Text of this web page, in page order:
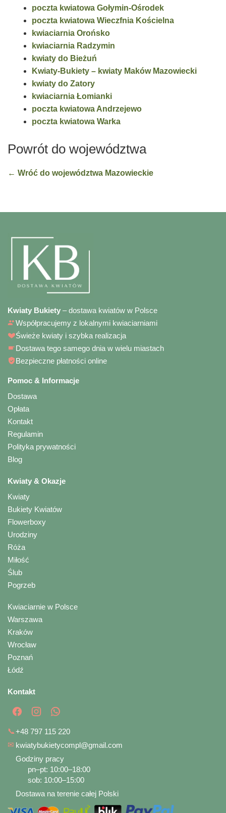
poczta kwiatowa Gołymin-Ośrodek
poczta kwiatowa Wieczfnia Kościelna
kwiaciarnia Orońsko
kwiaciarnia Radzymin
kwiaty do Bieżuń
Kwiaty-Bukiety – kwiaty Maków Mazowiecki
kwiaty do Zatory
kwiaciarnia Łomianki
poczta kwiatowa Andrzejewo
poczta kwiatowa Warka
Powrót do województwa
← Wróć do województwa Mazowieckie
Kwiaty Bukiety – dostawa kwiatów w Polsce
Współpracujemy z lokalnymi kwiaciarniami
Świeże kwiaty i szybka realizacja
Dostawa tego samego dnia w wielu miastach
Bezpieczne płatności online
Pomoc & Informacje
Dostawa
Opłata
Kontakt
Regulamin
Polityka prywatności
Blog
Kwiaty & Okazje
Kwiaty
Bukiety Kwiatów
Flowerboxy
Urodziny
Róża
Miłość
Ślub
Pogrzeb
Kwiaciarnie w Polsce
Warszawa
Kraków
Wrocław
Poznań
Łódź
Kontakt
📞+48 797 115 220
✉ kwiatybukietycompl@gmail.com
Godziny pracy
pn–pt: 10:00–18:00
sob: 10:00–15:00
Dostawa na terenie całej Polski